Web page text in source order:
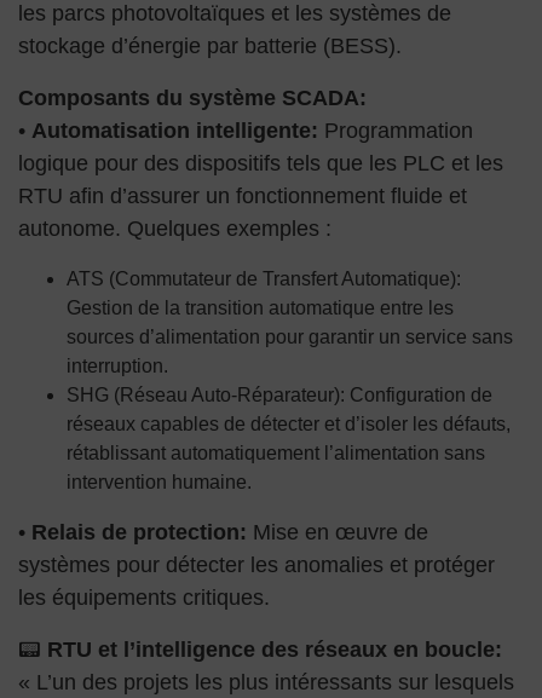
les parcs photovoltaïques et les systèmes de
stockage d’énergie par batterie (BESS).
Composants du système SCADA:
• Automatisation intelligente: Programmation
logique pour des dispositifs tels que les PLC et les
RTU afin d’assurer un fonctionnement fluide et
autonome. Quelques exemples :
ATS (Commutateur de Transfert Automatique):
Gestion de la transition automatique entre les
sources d’alimentation pour garantir un service sans
interruption.
SHG (Réseau Auto-Réparateur): Configuration de
réseaux capables de détecter et d’isoler les défauts,
rétablissant automatiquement l’alimentation sans
intervention humaine.
• Relais de protection: Mise en œuvre de
systèmes pour détecter les anomalies et protéger
les équipements critiques.
📟 RTU et l’intelligence des réseaux en boucle:
« L’un des projets les plus intéressants sur lesquels